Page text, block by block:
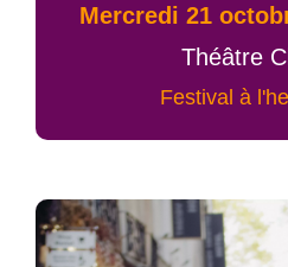
mercredi 21
Théâtre
Festival à